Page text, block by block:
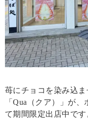
苺にチョコを染み込
「Qua（クア）」が
て期間限定出店中です